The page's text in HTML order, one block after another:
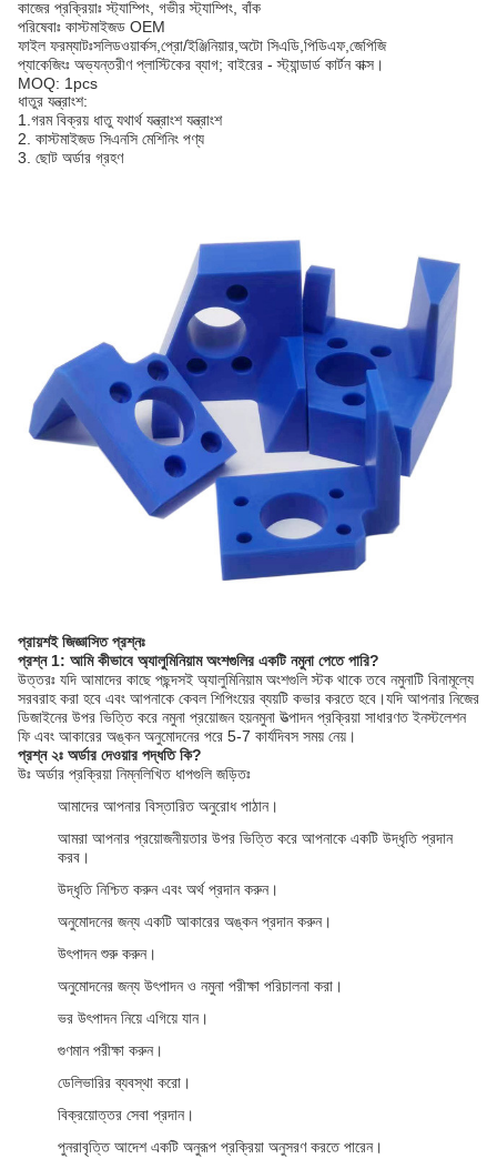
কাজের প্রক্রিয়াঃ স্ট্যাম্পিং, গভীর স্ট্যাম্পিং, বাঁক
পরিষেবাঃ কাস্টমাইজড OEM
ফাইল ফরম্যাটঃসলিডওয়ার্কস,প্রো/ইঞ্জিনিয়ার,অটো সিএডি,পিডিএফ,জেপিজি
প্যাকেজিংঃ অভ্যন্তরীণ প্লাস্টিকের ব্যাগ; বাইরের - স্ট্যান্ডার্ড কার্টন বাক্স।
MOQ: 1pcs
ধাতুর যন্ত্রাংশ:
1.গরম বিক্রয় ধাতু যথার্থ যন্ত্রাংশ যন্ত্রাংশ
2. কাস্টমাইজড সিএনসি মেশিনিং পণ্য
3. ছোট অর্ডার গ্রহণ
প্রায়শই জিজ্ঞাসিত প্রশ্নঃ
প্রশ্ন 1: আমি কীভাবে অ্যালুমিনিয়াম অংশগুলির একটি নমুনা পেতে পারি?
উত্তরঃ যদি আমাদের কাছে পছন্দসই অ্যালুমিনিয়াম অংশগুলি স্টক থাকে তবে নমুনাটি বিনামূল্যে
সরবরাহ করা হবে এবং আপনাকে কেবল শিপিংয়ের ব্যয়টি কভার করতে হবে।যদি আপনার নিজের
ডিজাইনের উপর ভিত্তি করে নমুনা প্রয়োজন হয়নমুনা উত্পাদন প্রক্রিয়া সাধারণত ইনস্টলেশন
ফি এবং আকারের অঙ্কন অনুমোদনের পরে 5-7 কার্যদিবস সময় নেয়।
প্রশ্ন ২ঃ অর্ডার দেওয়ার পদ্ধতি কি?
উঃ অর্ডার প্রক্রিয়া নিম্নলিখিত ধাপগুলি জড়িতঃ
আমাদের আপনার বিস্তারিত অনুরোধ পাঠান।
আমরা আপনার প্রয়োজনীয়তার উপর ভিত্তি করে আপনাকে একটি উদ্ধৃতি প্রদান
করব।
উদ্ধৃতি নিশ্চিত করুন এবং অর্থ প্রদান করুন।
অনুমোদনের জন্য একটি আকারের অঙ্কন প্রদান করুন।
উৎপাদন শুরু করুন।
অনুমোদনের জন্য উৎপাদন ও নমুনা পরীক্ষা পরিচালনা করা।
ভর উৎপাদন নিয়ে এগিয়ে যান।
গুণমান পরীক্ষা করুন।
ডেলিভারির ব্যবস্থা করো।
বিক্রয়োত্তর সেবা প্রদান।
পুনরাবৃত্তি আদেশ একটি অনুরূপ প্রক্রিয়া অনুসরণ করতে পারেন।